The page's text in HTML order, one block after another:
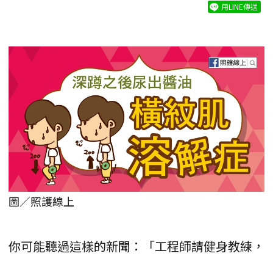
用LINE傳送
圖／照護線上
你可能聽過這樣的新聞：「工程師請健身教練，